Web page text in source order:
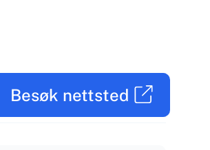
Besøk nettsted